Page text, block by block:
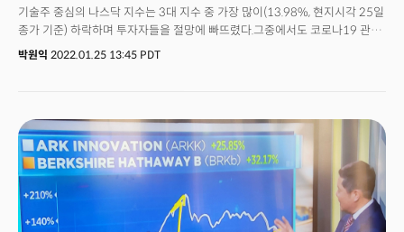
비롯한 기업들도 이달 28일부터 오피스 출근 정책을 재개하는 등 포스트
코로나에 시동을 걸고 있습니다.그럼 모더나 향후 전망은 어떨까요? 백신 수요
감소에 계속 주저앉게 될까요? 업계에서는 모더나가 코로나19 백신을
매력적인 장기 플레이가 될 수 있다고 배런스는 분석했습니다. 실제 모더나는
암 치료를 비롯한 40여 가지 파이프라인을 통해 다각화를 위해 노력하고
있는데요. 일부 시장 전문가들은 그간 너무 올랐던 모더나 주가가 낮아지면서
저가매수의 기회가 될 수 있다는 의견도 내놓고 있습니다.
기술주 중심의 나스닥 지수는 3대 지수 중 가장 많이(13.98%, 현지시각 25일
종가 기준) 하락하며 투자자들을 절망에 빠뜨렸다.그중에서도 코로나19 관련
수혜주로 꼽혔던 기업들의 주가 하락폭이 컸다. 매출 및 시장 확대라는 꿈을
박원익 2022.01.25 13:45 PDT